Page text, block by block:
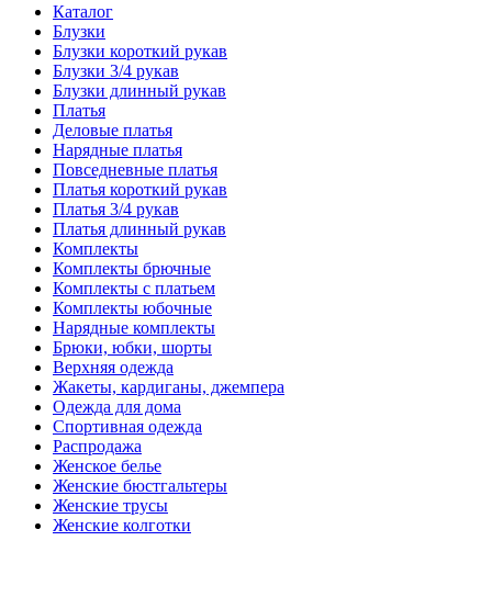
Каталог
Блузки
Блузки короткий рукав
Блузки 3/4 рукав
Блузки длинный рукав
Платья
Деловые платья
Нарядные платья
Повседневные платья
Платья короткий рукав
Платья 3/4 рукав
Платья длинный рукав
Комплекты
Комплекты брючные
Комплекты с платьем
Комплекты юбочные
Нарядные комплекты
Брюки, юбки, шорты
Верхняя одежда
Жакеты, кардиганы, джемпера
Одежда для дома
Спортивная одежда
Распродажа
Женское белье
Женские бюстгальтеры
Женские трусы
Женские колготки